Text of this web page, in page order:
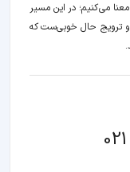
می‌کنیم؛ در این مسیر‍
و ترویج حال خوبی‌ست که